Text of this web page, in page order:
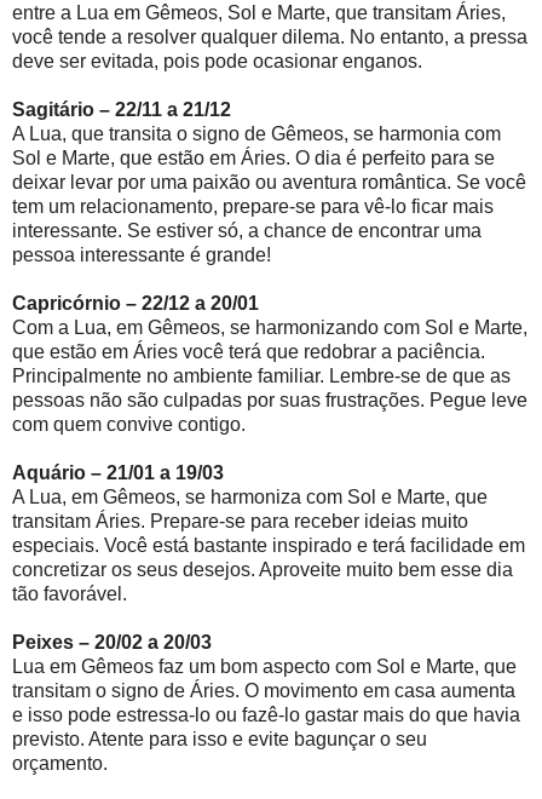
entre a Lua em Gêmeos, Sol e Marte, que transitam Áries,
você tende a resolver qualquer dilema. No entanto, a pressa
deve ser evitada, pois pode ocasionar enganos.
Sagitário – 22/11 a 21/12
A Lua, que transita o signo de Gêmeos, se harmonia com
Sol e Marte, que estão em Áries. O dia é perfeito para se
deixar levar por uma paixão ou aventura romântica. Se você
tem um relacionamento, prepare-se para vê-lo ficar mais
interessante. Se estiver só, a chance de encontrar uma
pessoa interessante é grande!
Capricórnio – 22/12 a 20/01
Com a Lua, em Gêmeos, se harmonizando com Sol e Marte,
que estão em Áries você terá que redobrar a paciência.
Principalmente no ambiente familiar. Lembre-se de que as
pessoas não são culpadas por suas frustrações. Pegue leve
com quem convive contigo.
Aquário – 21/01 a 19/03
A Lua, em Gêmeos, se harmoniza com Sol e Marte, que
transitam Áries. Prepare-se para receber ideias muito
especiais. Você está bastante inspirado e terá facilidade em
concretizar os seus desejos. Aproveite muito bem esse dia
tão favorável.
Peixes – 20/02 a 20/03
Lua em Gêmeos faz um bom aspecto com Sol e Marte, que
transitam o signo de Áries. O movimento em casa aumenta
e isso pode estressa-lo ou fazê-lo gastar mais do que havia
previsto. Atente para isso e evite bagunçar o seu
orçamento.